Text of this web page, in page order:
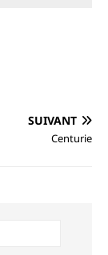
SUIVANT
Centurie